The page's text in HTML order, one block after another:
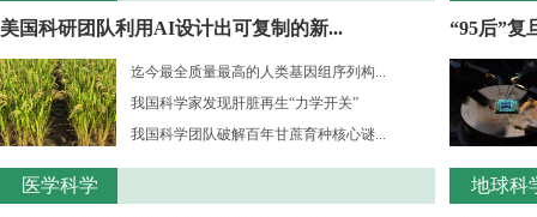
美国科研团队利用AI设计出可复制的新...
迄今最全质量最高的人类基因组序列构...
我国科学家发现肝脏再生“力学开关”
我国科学团队破解百年甘蔗育种核心谜...
医学科学
“95后”复
地球科